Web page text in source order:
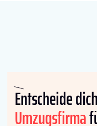
Entscheide
Umzugsfirma